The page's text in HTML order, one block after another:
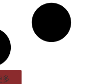
多